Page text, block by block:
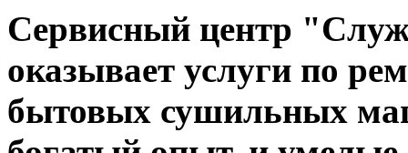
Сервисный центр
оказывает услуги по
бытовых сушильных